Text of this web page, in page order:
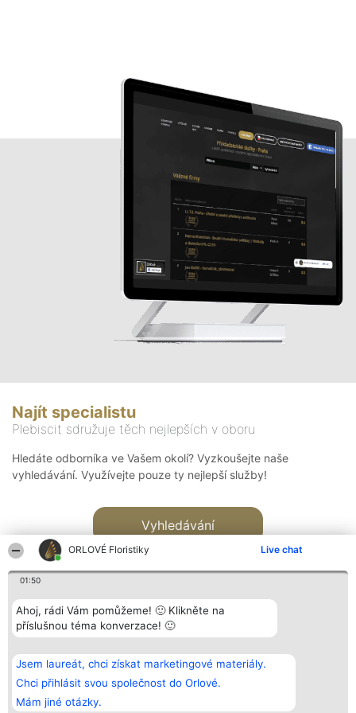
ORLOVÉ Floristiky Live chat
01:50
Ahoj, rádi Vám pomůžeme! 🙂 Klikněte na
příslušnou téma konverzace! 🙂
Jsem laureát, chci získat marketingové materiály.
Chci přihlásit svou společnost do Orlové.
Mám jiné otázky.
Najít specialistu
Plebiscit sdružuje těch nejlepších v oboru
Hledáte odborníka ve Vašem okolí? Vyzkoušejte naše
vyhledávání. Využívejte pouze ty nejlepší služby!
Vyhledávání
Bright Side Solutions sp. z o.
o. sp. k.
ul. Ruska 22
Wrocław 50-079
KRS 0000749100 | Regon
Vítězové
Seznam všech
laureátů
Zásady
Kontakt